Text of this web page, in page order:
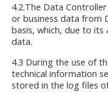
4.2.The Data
or business data from
basis, which, due to
data.
4.3 During the use of
technical information
stored in the log files